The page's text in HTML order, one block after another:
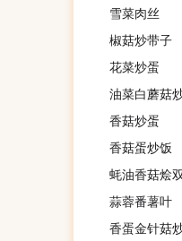
雪菜肉丝
椒菇炒带子
花菜炒蛋
香菇炒蛋
香菇蛋炒饭
蒜蓉番薯叶